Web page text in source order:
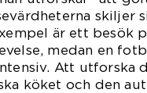
skiljer
är ett besök
medan en
Att utforska
köket och den